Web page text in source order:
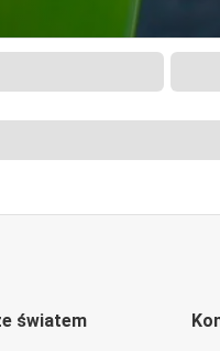
światem